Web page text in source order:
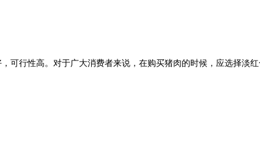
可行性高。对于广大消费者来说，在购买猪肉的时候，应选择淡红